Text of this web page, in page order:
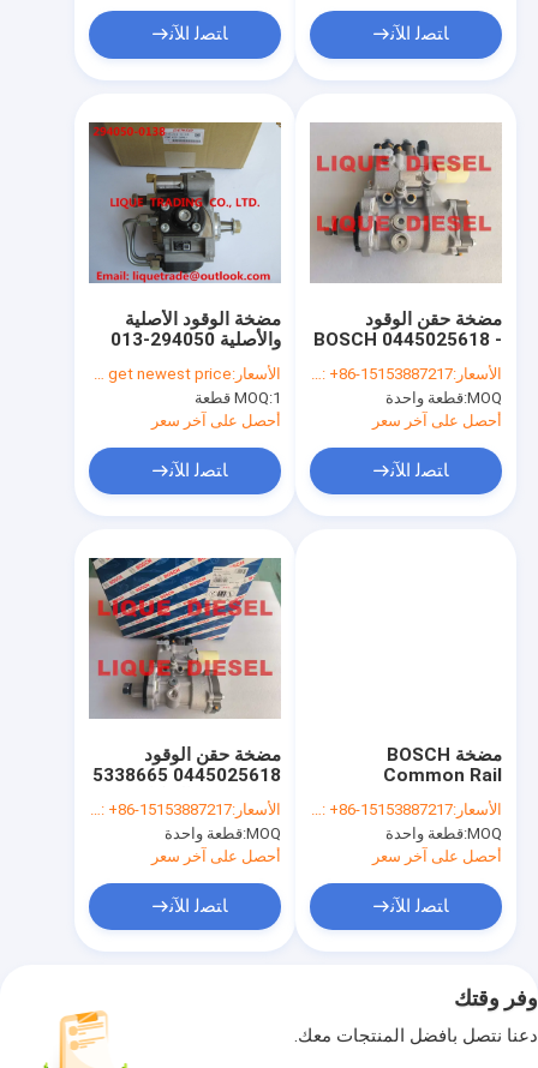
ﺎﺘﺼﻟ ﺍﻶﻧ
PFM1P100S1009
ﺎﺘﺼﻟ ﺍﻶﻧ
مضخة الوقود الأصلية
والأصلية 294050-013
0131،294050-
0138،294050-
22100-E0021،221
الأسعار:Please contact us to get newest price.
MOQ:1 قطعة
أحصل على آخر سعر
ﺎﺘﺼﻟ ﺍﻶﻧ
مضخة حقن الوقود
BOSCH 0445025618 -
حقن السكك الحديدية
618 لمحرك QSL9.3
الأسعار:WhatsApp/WeChat: +86-15153887217
MOQ: قطعة واحدة
أحصل على آخر سعر
ﺎﺘﺼﻟ ﺍﻶﻧ
مضخة حقن الوقود
0445025618 5338665
مضخة حقن السكك
الحديدية المشتركة 0 445
025 618 لمحرك
QSL9.3 QSL93
الأسعار:WhatsApp/WeChat: +86-15153887217
MOQ: قطعة واحدة
أحصل على آخر سعر
ﺎﺘﺼﻟ ﺍﻶﻧ
مضخة BOSCH
Common Rail
0445020531 0 445
020 531 445020531
ME230534
CR/CP4N1/L50/20
الأسعار:WhatsApp/WeChat: +86-15153887217
MOQ: قطعة واحدة
أحصل على آخر سعر
ﺎﺘﺼﻟ ﺍﻶﻧ
وفر وقتك
دعنا نتصل بأفضل المنتجات معك.